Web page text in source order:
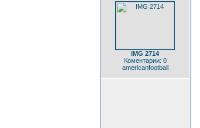
IMG 2714
Коментарии: 0
americanfootball